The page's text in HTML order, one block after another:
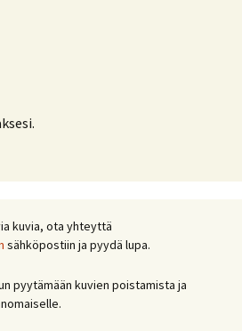
kuvia, ota yhteyttä
sähköpostiin ja pyydä lupa.
pyytämään kuvien poistamista ja